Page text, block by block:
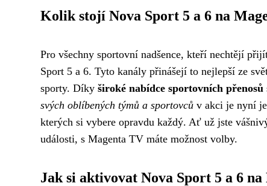
Kolik stojí Nova Sport 5 a 6 na
Pro všechny sportovní nadšence, kteří nechtějí
Sport 5 a 6. Tyto kanály přinášejí to nejlepší ze
sporty. Díky široké nabídce sportovních přenosů
svých oblíbených týmů a sportovců v akci je nyní
kterých si vybere opravdu každý. Ať už jste
události, s Magenta TV máte možnost volby.
Jak si aktivovat Nova Sport 5 a 6